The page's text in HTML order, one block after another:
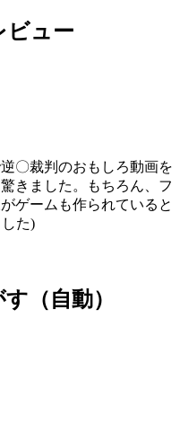
ビュー
〇裁判のおもしろ動画を
きました。もちろん、フ
ゲームも作られていると
た)
（自動）